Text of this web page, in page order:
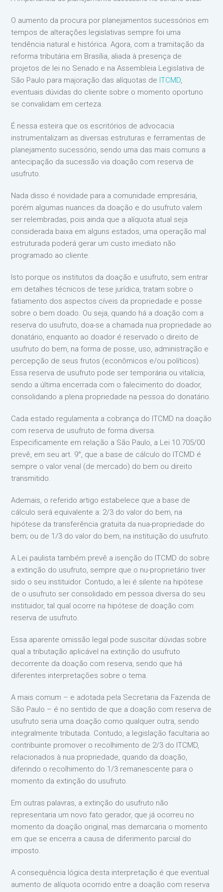
O aumento da procura por planejamentos sucessórios em
tempos de alterações legislativas sempre foi uma
tendência natural e histórica. Agora, com a tramitação da
reforma tributária em Brasília, aliada à presença de
projetos de lei no Senado e na Assembleia Legislativa de
São Paulo para majoração das alíquotas de ITCMD,
eventuais dúvidas do cliente sobre o momento oportuno
se convalidam em certeza.
É nessa esteira que os escritórios de advocacia
instrumentalizam as diversas estruturas e ferramentas de
planejamento sucessório, sendo uma das mais comuns a
antecipação da sucessão via doação com reserva de
usufruto.
Nada disso é novidade para a comunidade empresária,
porém algumas nuances da doação e do usufruto valem
ser relembradas, pois ainda que a alíquota atual seja
considerada baixa em alguns estados, uma operação mal
estruturada poderá gerar um custo imediato não
programado ao cliente.
Isto porque os institutos da doação e usufruto, sem entrar
em detalhes técnicos de tese jurídica, tratam sobre o
fatiamento dos aspectos cíveis da propriedade e posse
sobre o bem doado. Ou seja, quando há a doação com a
reserva do usufruto, doa-se a chamada nua propriedade ao
donatário, enquanto ao doador é reservado o direito de
usufruto do bem, na forma de posse, uso, administração e
percepção de seus frutos (econômicos e/ou políticos).
Essa reserva de usufruto pode ser temporária ou vitalícia,
sendo a última encerrada com o falecimento do doador,
consolidando a plena propriedade na pessoa do donatário.
Cada estado regulamenta a cobrança do ITCMD na doação
com reserva de usufruto de forma diversa.
Especificamente em relação a São Paulo, a Lei 10.705/00
prevê, em seu art. 9°, que a base de cálculo do ITCMD é
sempre o valor venal (de mercado) do bem ou direito
transmitido.
Ademais, o referido artigo estabelece que a base de
cálculo será equivalente a: 2/3 do valor do bem, na
hipótese da transferência gratuita da nua-propriedade do
bem; ou de 1/3 do valor do bem, na instituição do usufruto.
A Lei paulista também prevê a isenção do ITCMD do sobre
a extinção do usufruto, sempre que o nu-proprietário tiver
sido o seu instituidor. Contudo, a lei é silente na hipótese
de o usufruto ser consolidado em pessoa diversa do seu
instituidor, tal qual ocorre na hipótese de doação com
reserva de usufruto.
Essa aparente omissão legal pode suscitar dúvidas sobre
qual a tributação aplicável na extinção do usufruto
decorrente da doação com reserva, sendo que há
diferentes interpretações sobre o tema.
A mais comum – e adotada pela Secretaria da Fazenda de
São Paulo – é no sentido de que a doação com reserva de
usufruto seria uma doação como qualquer outra, sendo
integralmente tributada. Contudo, a legislação facultaria ao
contribuinte promover o recolhimento de 2/3 do ITCMD,
relacionados à nua propriedade, quando da doação,
diferindo o recolhimento do 1/3 remanescente para o
momento da extinção do usufruto.
Em outras palavras, a extinção do usufruto não
representaria um novo fato gerador, que já ocorreu no
momento da doação original, mas demarcaria o momento
em que se encerra a causa de diferimento parcial do
imposto.
A consequência lógica desta interpretação é que eventual
aumento de alíquota ocorrido entre a doação com reserva